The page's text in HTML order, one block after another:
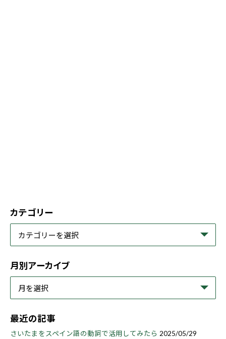
カテゴリー
月別アーカイブ
最近の記事
さいたまをスペイン語の動詞で活用してみたら 2025/05/29